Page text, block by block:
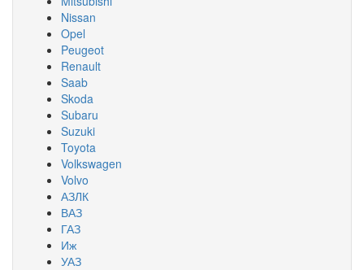
Nissan
Opel
Peugeot
Renault
Saab
Skoda
Subaru
Suzuki
Toyota
Volkswagen
Volvo
АЗЛК
ВАЗ
ГАЗ
Иж
УАЗ